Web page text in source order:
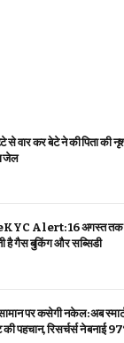
से वार कर बेटे ने की पिता की
जेल
Alert: 16 अगस्त तक
है गैस बुकिंग और सब्सिडी
पर कसेगी नकेल: अब
की पहचान, रिसर्चर्स ने बनाई